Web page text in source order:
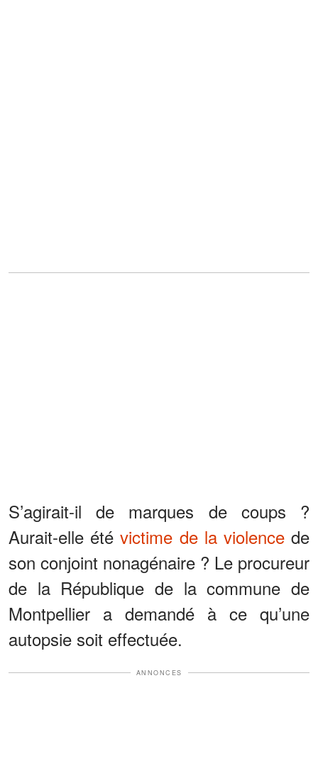
S’agirait-il de marques de coups ?
Aurait-elle étévictime de la violencede
son conjoint nonagénaire ? Le procureur
de la République de la commune de
Montpellier a demandé à ce qu’une
autopsie soit effectuée.
ANNONCES